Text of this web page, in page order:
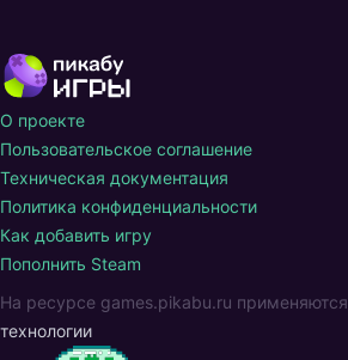
О проекте
Пользовательское соглашение
Техническая документация
Политика конфиденциальности
Как добавить игру
Пополнить Steam
На ресурсе games.pikabu.ru применяются
технологии